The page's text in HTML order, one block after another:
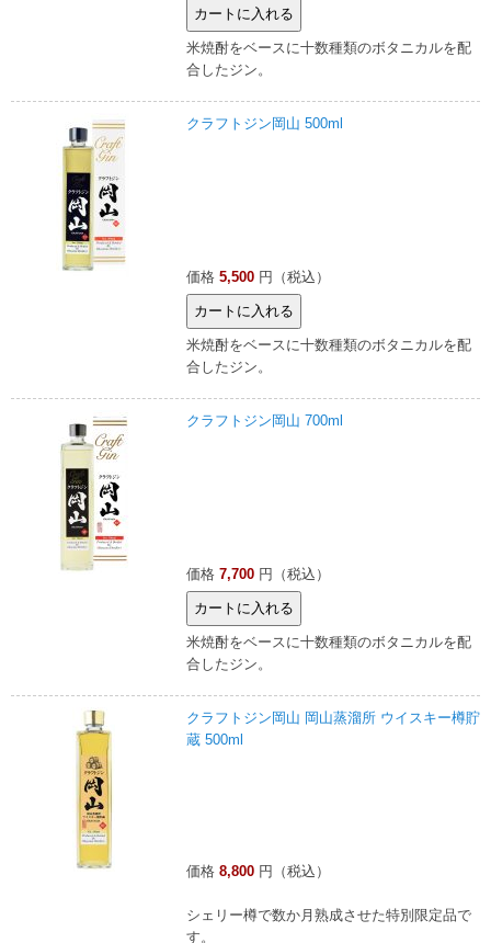
米焼酎をベースに十数種類のボタニカルを配
合したジン。
クラフトジン岡山 500ml
価格 5,500 円（税込）
米焼酎をベースに十数種類のボタニカルを配
合したジン。
クラフトジン岡山 700ml
価格 7,700 円（税込）
米焼酎をベースに十数種類のボタニカルを配
合したジン。
クラフトジン岡山 岡山蒸溜所 ウイスキー樽貯
蔵 500ml
価格 8,800 円（税込）
シェリー樽で数か月熟成させた特別限定品で
す。